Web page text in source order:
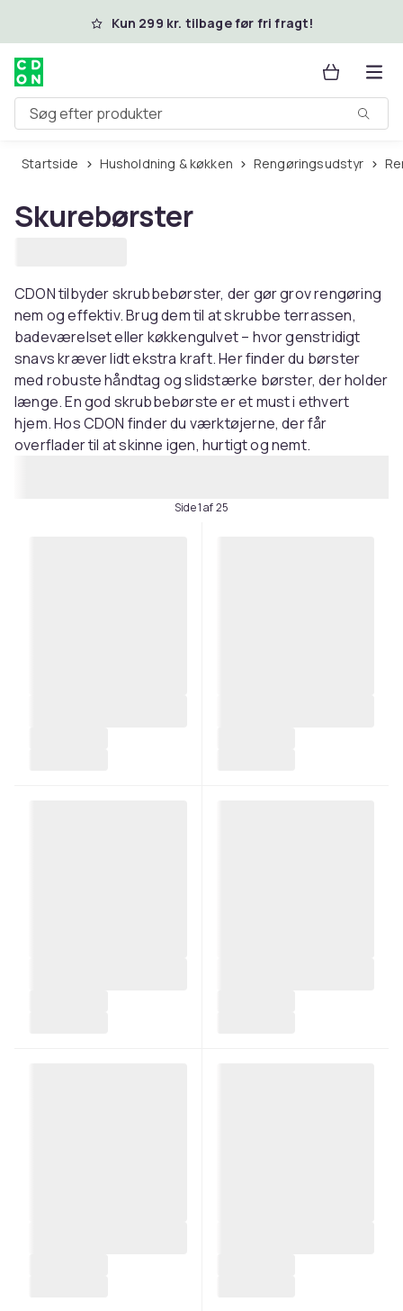
Spring til hovedindhold
Kun 299 kr. tilbage før fri fragt!
Søg efter produkter
Startside Husholdning & køkken Rengøringsudstyr
Skurebørster
CDON tilbyder skrubbebørster, der gør grov rengøring
nem og effektiv. Brug dem til at skrubbe terrassen,
badeværelset eller køkkengulvet – hvor genstridigt
snavs kræver lidt ekstra kraft. Her finder du børster
med robuste håndtag og slidstærke børster, der holder
længe. En god skrubbebørste er et must i ethvert
hjem. Hos CDON finder du værktøjerne, der får
overflader til at skinne igen, hurtigt og nemt.
Side 1 af 25